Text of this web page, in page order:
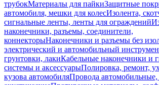
трубокМатериалы для пайкиЗащитные
автомобиля, мешки для колесИзолента,
сигнальные ленты, ленты для ограждений
наконечники, разъемы, соединители,
коннекторыНаконечники и разъемы без
электрический и автомобильный
грунтовки, лакиКабельные наконечники и
системы и аксессуарыПолировка, ремонт,
кузова автомобиляПровода